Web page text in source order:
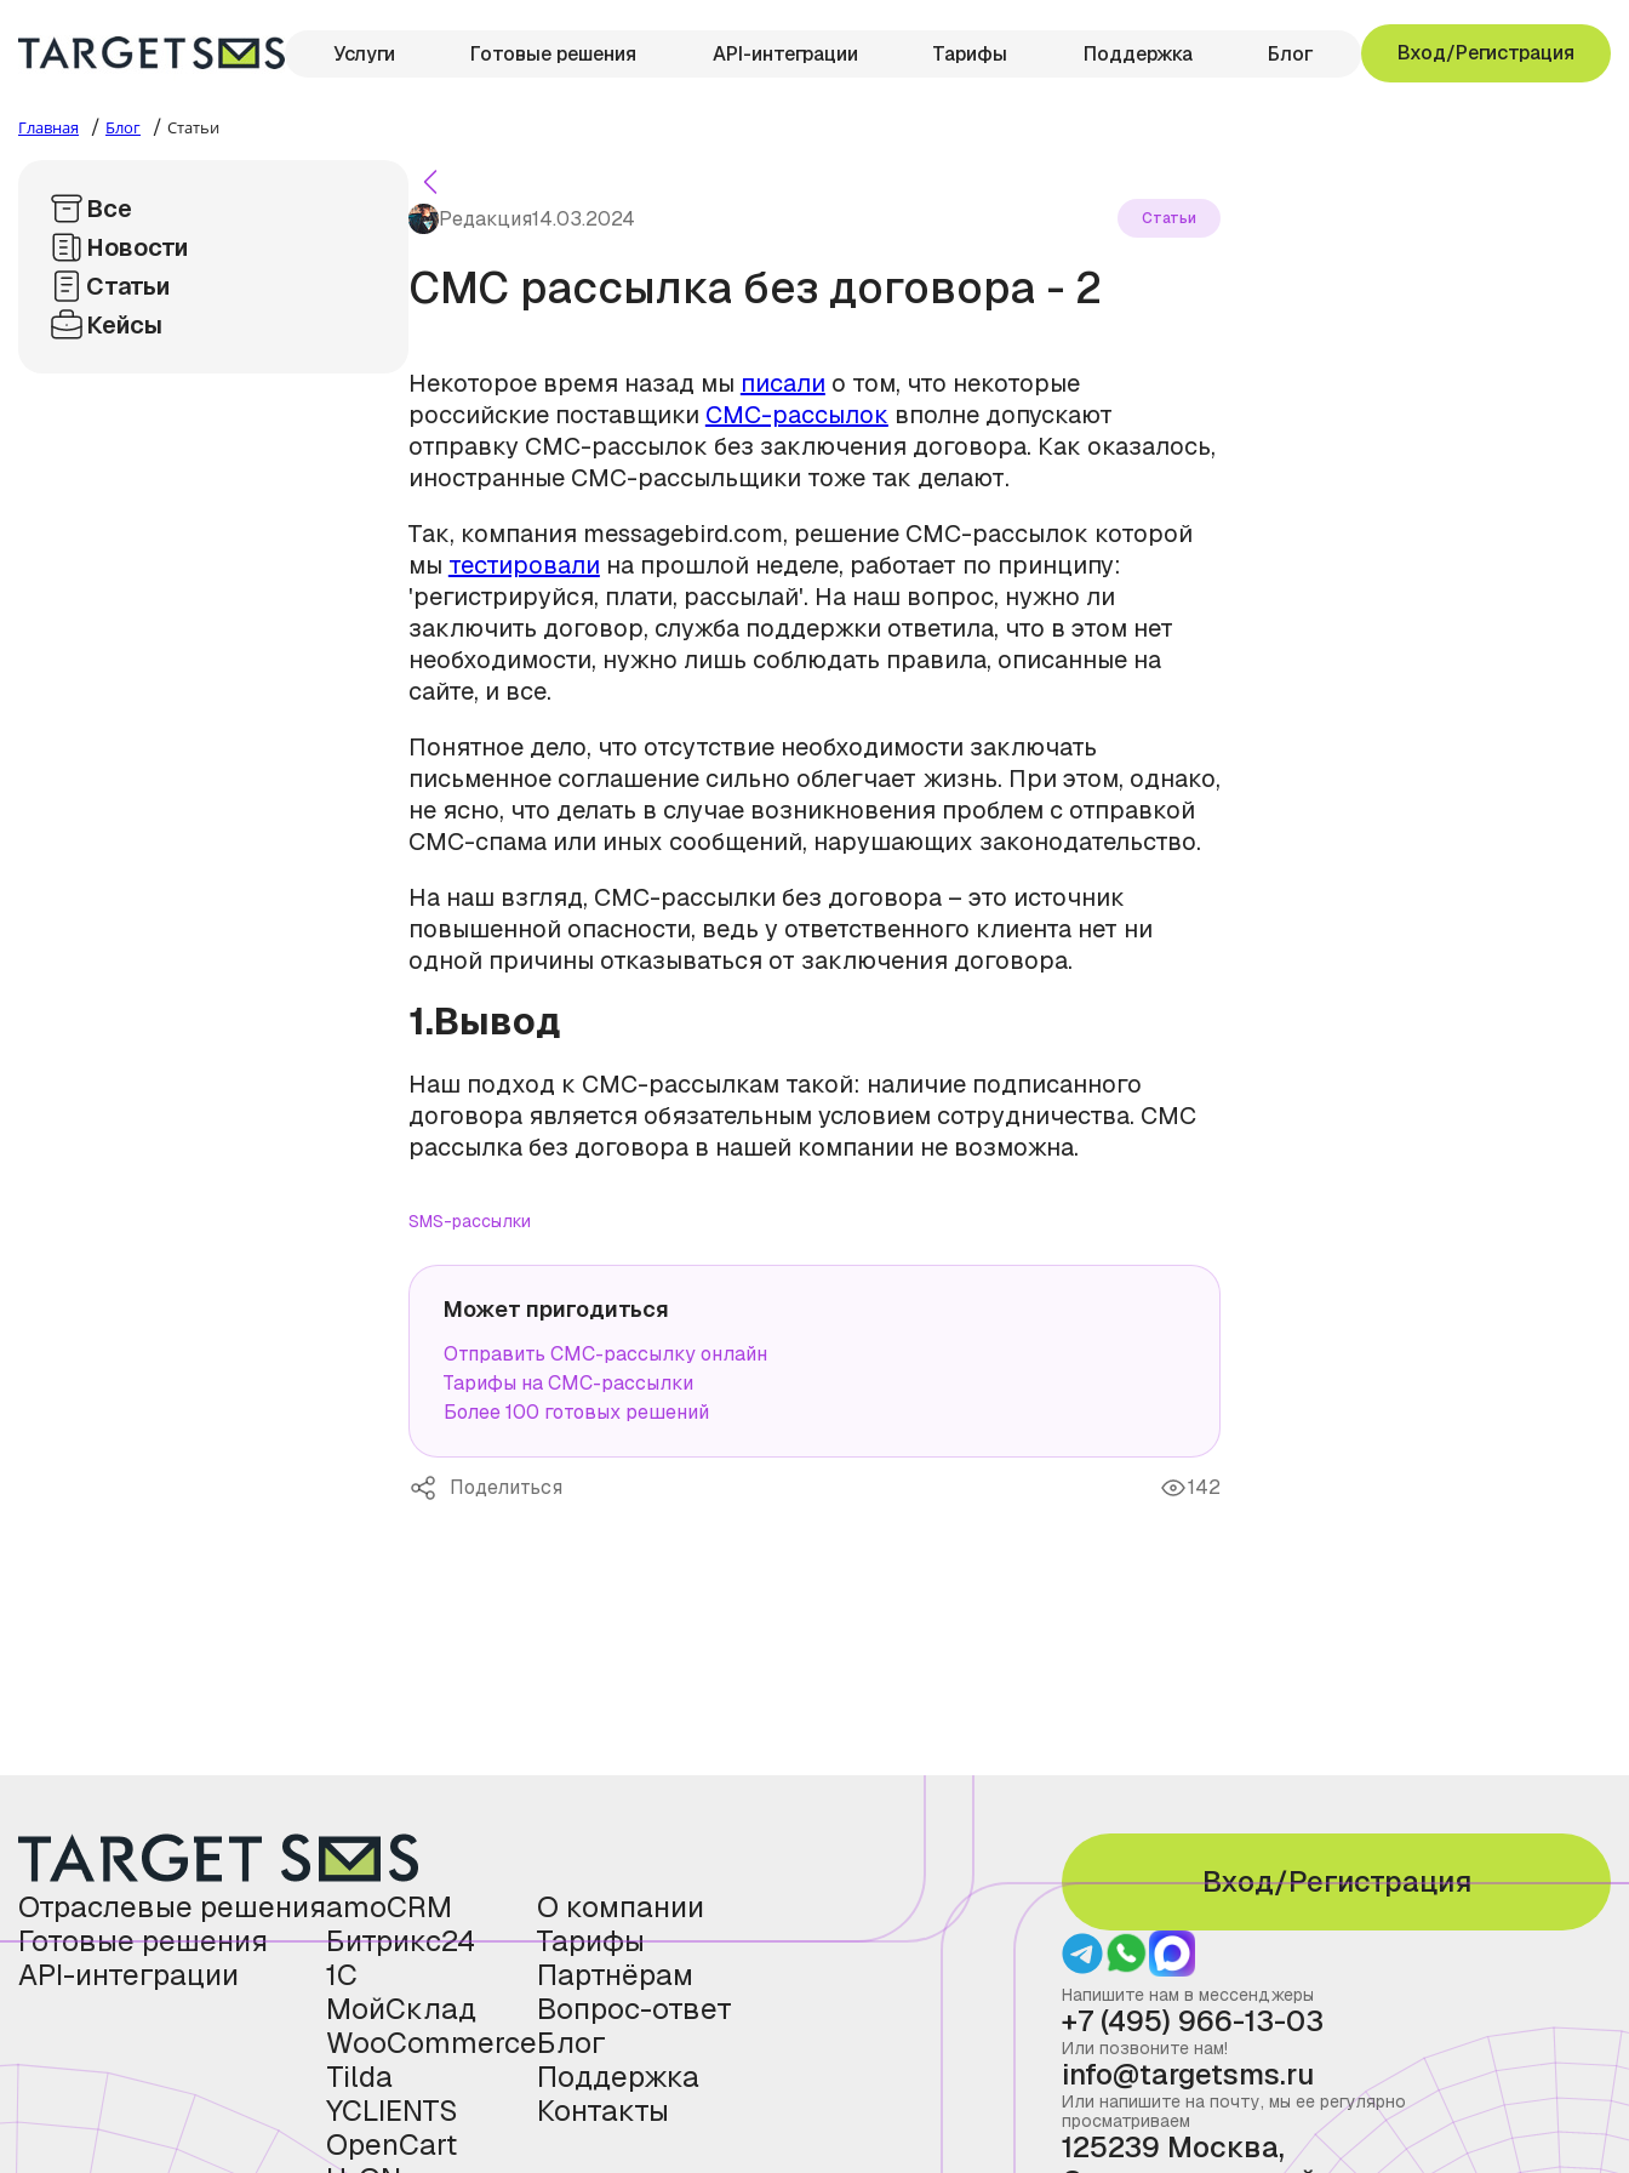
Услуги Готовые решения API-интеграции Тарифы Поддержка Блог Вход/Регистрация
Главная / Блог / Статьи
Все
Новости
Статьи
Кейсы
Редакция14.03.2024 Статьи
СМС рассылка без договора - 2
Некоторое время назад мы писали о том, что некоторые
российские поставщики СМС-рассылок вполне допускают
отправку СМС-рассылок без заключения договора. Как оказалось,
иностранные СМС-рассыльщики тоже так делают.
Так, компания messagebird.com, решение СМС-рассылок которой
мы тестировали на прошлой неделе, работает по принципу:
'регистрируйся, плати, рассылай'. На наш вопрос, нужно ли
заключить договор, служба поддержки ответила, что в этом нет
необходимости, нужно лишь соблюдать правила, описанные на
сайте, и все.
Понятное дело, что отсутствие необходимости заключать
письменное соглашение сильно облегчает жизнь. При этом, однако,
не ясно, что делать в случае возникновения проблем с отправкой
СМС-спама или иных сообщений, нарушающих законодательство.
На наш взгляд, СМС-рассылки без договора – это источник
повышенной опасности, ведь у ответственного клиента нет ни
одной причины отказываться от заключения договора.
1.Вывод
Наш подход к СМС-рассылкам такой: наличие подписанного
договора является обязательным условием сотрудничества. СМС
рассылка без договора в нашей компании не возможна.
SMS-рассылки
Может пригодиться
Отправить СМС-рассылку онлайн
Тарифы на СМС-рассылки
Более 100 готовых решений
Поделиться 142
Отраслевые решения
Готовые решения
API-интеграции
amoCRM
Битрикс24
1С
МойСклад
WooCommerce
Tilda
YCLIENTS
OpenCart
О компании
Тарифы
Партнёрам
Вопрос-ответ
Блог
Поддержка
Контакты
Вход/Регистрация
Напишите нам в мессенджеры
+7 (495) 966-13-03
Или позвоните нам!
info@targetsms.ru
Или напишите на почту, мы ее регулярно
просматриваем
125239 Москва,